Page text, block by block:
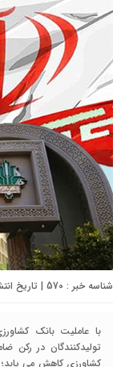
شناسه خبر : 570 | تاریخ انتشار : ۱۶ تیر ۱۴۰۳ |
با عاملیت بانک
تولیدکنندگان در رکن
کشاورزی کاهش می